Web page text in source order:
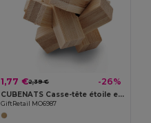
1,77 €2,39 € -26%
CUBENATS Casse-tête étoile en bambou
GiftRetail MO6987